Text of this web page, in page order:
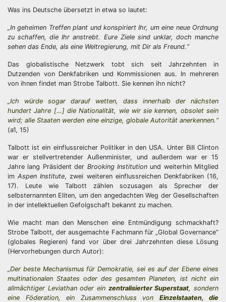
Was ins Deutsche übersetzt in etwa so lautet:
„In geheimen Treffen plant und konspiriert Ihr, um eine neue Ordnung
zu schaffen, die Ihr anstrebt. Eure Ziele sind unklar, doch manche
sehen das Ende, als eine Weltregierung, mit Dir als Freund.“
Das globalistische Netzwerk tobt sich seit Jahrzehnten in
Dutzenden von Denkfabriken und Kommissionen aus. In mehreren
von ihnen findet man Strobe Talbott. Sie kennen ihn nicht?
„Ich würde sogar darauf wetten, dass innerhalb der nächsten
hundert Jahre […] die Nationalität, wie wir sie kennen, obsolet sein
wird; alle Staaten werden eine einzige, globale Autorität anerkennen.“
(a1, 15)
Talbott ist ein einflussreicher Politiker in den USA. Unter Bill Clinton
war er stellvertretender Außenminister, und außerdem war er 15
Jahre lang Präsident der Brooking Institutionund weiterhin Mitglied
imAspen Institute, zwei weiteren einflussreichen Denkfabriken (16,
17). Leute wie Talbott zählen sozusagen als Sprecher der
selbsternannten Eliten, um den angedachten Weg der Gesellschaften
in der intellektuellen Gefolgschaft bekannt zu machen.
Wie macht man den Menschen eine Entmündigung schmackhaft?
Strobe Talbott, der ausgemachte Fachmann für „Global Governance“
(globales Regieren) fand vor über drei Jahrzehnten diese Lösung
(Hervorhebungen durch Autor):
„Der beste Mechanismus für Demokratie, sei es auf der Ebene eines
multinationalen Staates oder des gesamten Planeten, ist nicht ein
allmächtiger Leviathan oder ein zentralisierter Superstaat, sondern
eine Föderation, ein Zusammenschluss von Einzelstaaten, die